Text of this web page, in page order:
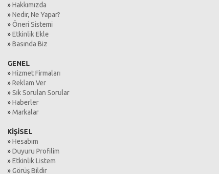
»Hakkımızda
»Nedir, Ne Yapar?
»Öneri Sistemi
»Etkinlik Ekle
»Basında Biz
GENEL
»Hizmet Firmaları
»Reklam Ver
»Sık Sorulan Sorular
»Haberler
»Markalar
KİŞİSEL
»Hesabım
»Duyuru Profilim
»Etkinlik Listem
»Görüş Bildir